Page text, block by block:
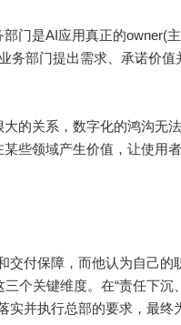
门是AI应用真正的owner(
务部门提出需求、承诺价值
的关系，数字化的鸿沟无
些领域产生价值，让使用
付保障，而他认为自己的
个关键维度。在“责任下沉
实并执行总部的要求，最终